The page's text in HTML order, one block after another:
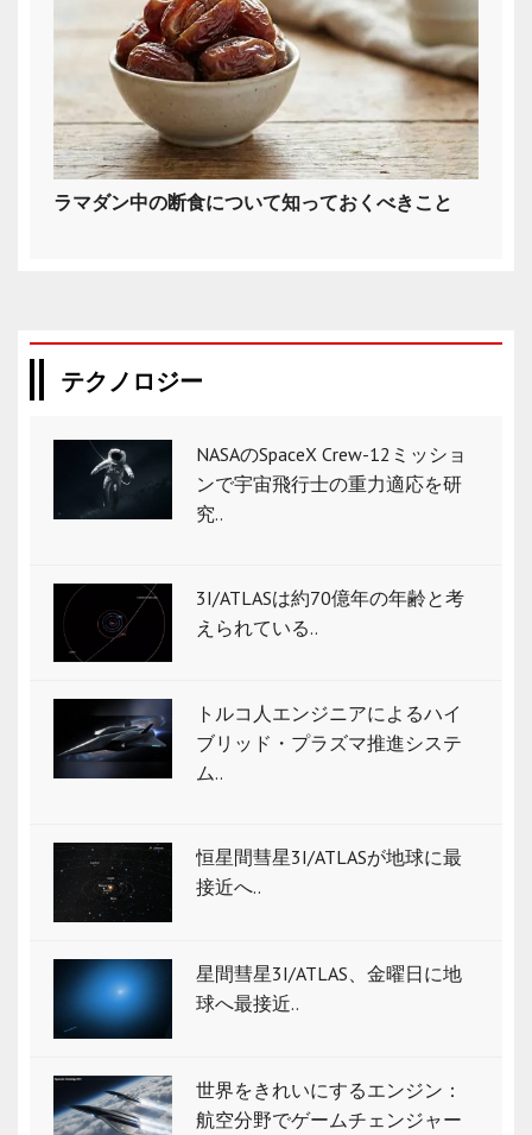
ラマダン中の断食について知っておくべきこと
テクノロジー
NASAのSpaceX Crew-12ミッショ
ンで宇宙飛行士の重力適応を研
究..
3I/ATLASは約70億年の年齢と考
えられている..
トルコ人エンジニアによるハイ
ブリッド・プラズマ推進システ
ム..
恒星間彗星3I/ATLASが地球に最
接近へ..
星間彗星3I/ATLAS、金曜日に地
球へ最接近..
世界をきれいにするエンジン：
航空分野でゲームチェンジャー